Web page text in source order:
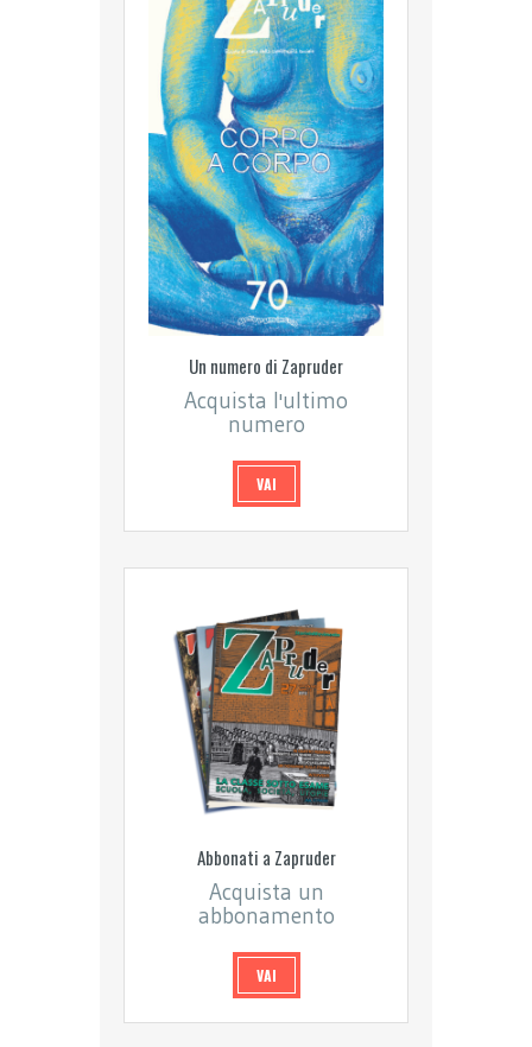
Un numero di Zapruder
Acquista l'ultimo
numero
VAI
Abbonati a Zapruder
Acquista un
abbonamento
VAI